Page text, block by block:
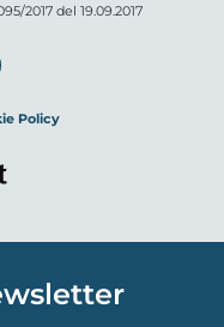
2017 del 19.09.2017
Policy